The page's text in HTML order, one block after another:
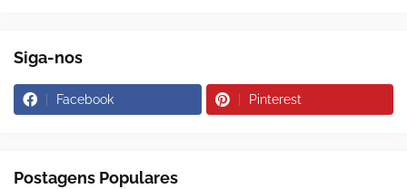
Siga-nos
Facebook Pinterest
Postagens Populares